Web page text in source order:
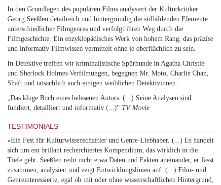
In den Grundlagen des populären Films analysiert der Kulturkritiker
Georg Seeßlen detailreich und hintergründig die stilbildenden Elemente
unterschiedlicher Filmgenres und verfolgt ihren Weg durch die
Filmgeschichte. Ein enzyklopädisches Werk von hohem Rang, das präzise
und informativ Filmwissen vermittelt ohne je oberflächlich zu sein.
In Detektive treffen wir kriminalistische Spürhunde in Agatha Christie-
und Sherlock Holmes Verfilmungen, begegnen Mr. Moto, Charlie Chan,
Shaft und tatsächlich auch einigen weiblichen Detektivinnen.
„Das kluge Buch eines belesenen Autors. (...) Seine Analysen sind
fundiert, detailliert und informativ (...)" TV Movie
TESTIMONIALS
«Ein Fest für Kulturwissenschaftler und Genre-Liebhaber. (...) Es handelt
sich um ein brillant recherchiertes Kompendium, das wirklich in die
Tiefe geht. Seeßlen reiht nicht etwa Daten und Fakten aneinander, er fasst
zusammen, analysiert und zeigt Entwicklungslinien auf. (...) Film- und
Genreinteressierte, egal ob mit oder ohne wissenschaftlichen Hintergrund,